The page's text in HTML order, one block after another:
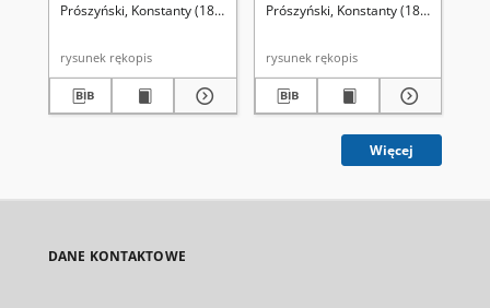
Prószyński, Konstanty (1859-1936)
rysunek rękopis
(Trzcinnik prosty)
Prószyński, Konstanty (1859-1936)
rysunek rękopis
Więcej
DANE KONTAKTOWE